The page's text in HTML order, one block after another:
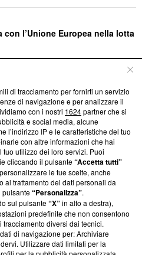
con l’Unione Europea nella lotta
trasparenti su Blasting
e su come ci impegniamo a
afferma la nostra aderenza a
Blasting News non è
ma ha richiesto di farne
effettuato una verifica di
di tracciamento per fornirti un servizio
di navigazione e per analizzare il
con i nostri 1624partner che si
e social media, alcune
l’indirizzo IP e le caratteristiche del tuo
con altre informazioni che hai
utilizzo dei loro servizi. Puoi
cliccando il pulsante“Accetta tutti”
le tue scelte, anche
al trattamento dei dati personali da
pulsante“Personalizza”.
sul pulsante“X”in alto a destra),
predefinite che non consentono
tracciamento diversi dai tecnici.
di navigazione per: Archiviare
Utilizzare dati limitati per la